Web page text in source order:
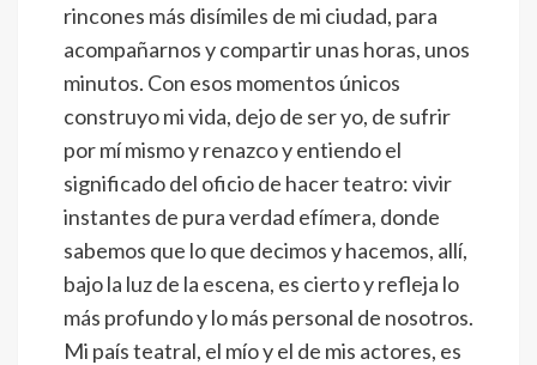
rincones más disímiles de mi ciudad, para
acompañarnos y compartir unas horas, unos
minutos. Con esos momentos únicos
construyo mi vida, dejo de ser yo, de sufrir
por mí mismo y renazco y entiendo el
significado del oficio de hacer teatro: vivir
instantes de pura verdad efímera, donde
sabemos que lo que decimos y hacemos, allí,
bajo la luz de la escena, es cierto y refleja lo
más profundo y lo más personal de nosotros.
Mi país teatral, el mío y el de mis actores, es